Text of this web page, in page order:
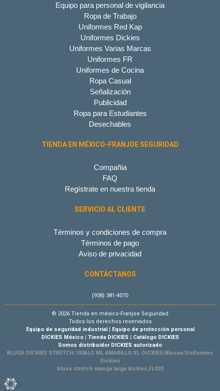
Equipo para personal de vigilancia
Ropa de Trabajo
Uniformes Red Kap
Uniformes Dickies
Uniformes Varias Marcas
Uniformes FR
Uniformes de Cocina
Ropa Casual
Señalización
Publicidad
Ropa para Estudiantes
Desechables
TIENDA EN MÉXICO-FRANJOE SEGURIDAD
Compañia
FAQ
Regístrate en nuestra tienda
SERVICIO AL CLIENTE
Términos y condiciones de compra
Términos de pago
Aviso de privacidad
CONTÁCTANOS
(938) 381-4070
© 2026 Tienda en méxico-Franjoe Seguridad
Todos los derechos reservados
Equipo de seguridad industrial| Equipo de protección personal
DICKIES México| Tienda DICKIES | Catálogo DICKIES
Somos distribuidor DICKIES autorizado
BLUSA DICKIES STRETCH 100ALG ML AMARILLO XL-DICKIES/Blusas/Uniformes
Dickies
blusa stretch manga larga dickies,FL020